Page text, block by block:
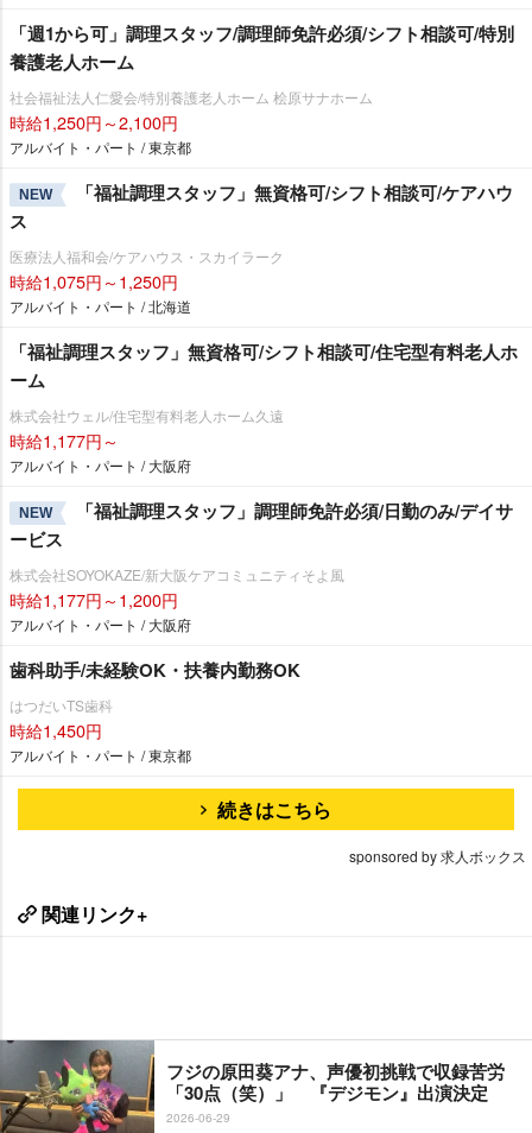
「週1から可」調理スタッフ/調理師免許必須/シフト相談可/特別
養護老人ホーム
社会福祉法人仁愛会/特別養護老人ホーム 桧原サナホーム
時給1,250円～2,100円
アルバイト・パート / 東京都
NEW
「福祉調理スタッフ」無資格可/シフト相談可/ケアハウ
ス
医療法人福和会/ケアハウス・スカイラーク
時給1,075円～1,250円
アルバイト・パート / 北海道
「福祉調理スタッフ」無資格可/シフト相談可/住宅型有料老人ホ
ーム
株式会社ウェル/住宅型有料老人ホーム久遠
時給1,177円～
アルバイト・パート / 大阪府
NEW
「福祉調理スタッフ」調理師免許必須/日勤のみ/デイサ
ービス
株式会社SOYOKAZE/新大阪ケアコミュニティそよ風
時給1,177円～1,200円
アルバイト・パート / 大阪府
歯科助手/未経験OK・扶養内勤務OK
はつだいTS歯科
時給1,450円
アルバイト・パート / 東京都
続きはこちら
sponsored by 求人ボックス
関連リンク+
フジの原田葵アナ、声優初挑戦で収録苦労
「30点（笑）」 『デジモン』出演決定
2026-06-29